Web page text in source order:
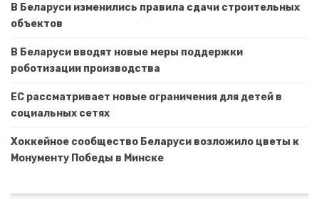
В Беларуси изменились правила сдачи строительных
объектов
В Беларуси вводят новые меры поддержки
роботизации производства
ЕС рассматривает новые ограничения для детей в
социальных сетях
Хоккейное сообщество Беларуси возложило цветы к
Монументу Победы в Минске